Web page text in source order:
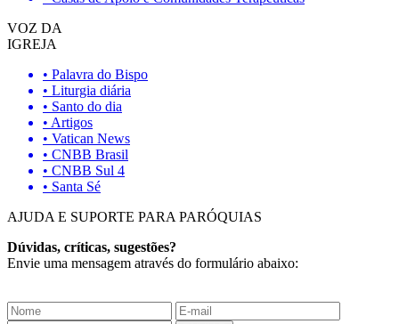
VOZ DA
IGREJA
• Palavra do Bispo
• Liturgia diária
• Santo do dia
• Artigos
• Vatican News
• CNBB Brasil
• CNBB Sul 4
• Santa Sé
AJUDA E SUPORTE PARA PARÓQUIAS
Dúvidas, críticas, sugestões?
Envie uma mensagem através do formulário abaixo: